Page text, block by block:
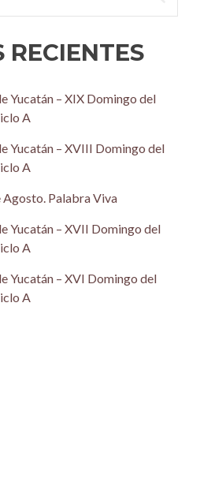
RECIENTES
Yucatán – XIX Domingo del
A
Yucatán – XVIII Domingo del
A
Palabra Viva
Yucatán – XVII Domingo del
A
Yucatán – XVI Domingo del
A